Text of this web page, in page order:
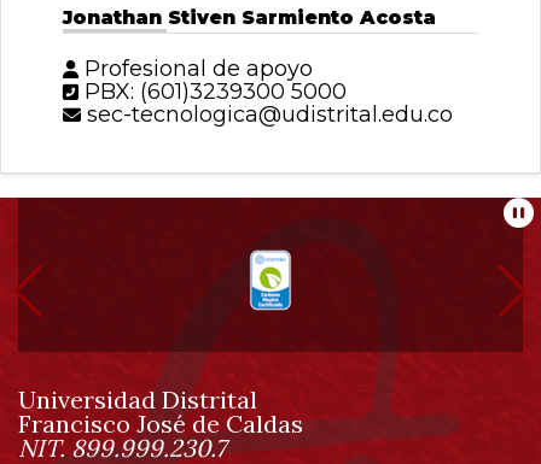
Jonathan Stiven Sarmiento Acosta
Profesional de apoyo
PBX: (601)3239300 5000
sec-tecnologica@udistrital.edu.co
Información
pie
de
página
Información
Universidad Distrital
Francisco José de Caldas
NIT. 899.999.230.7